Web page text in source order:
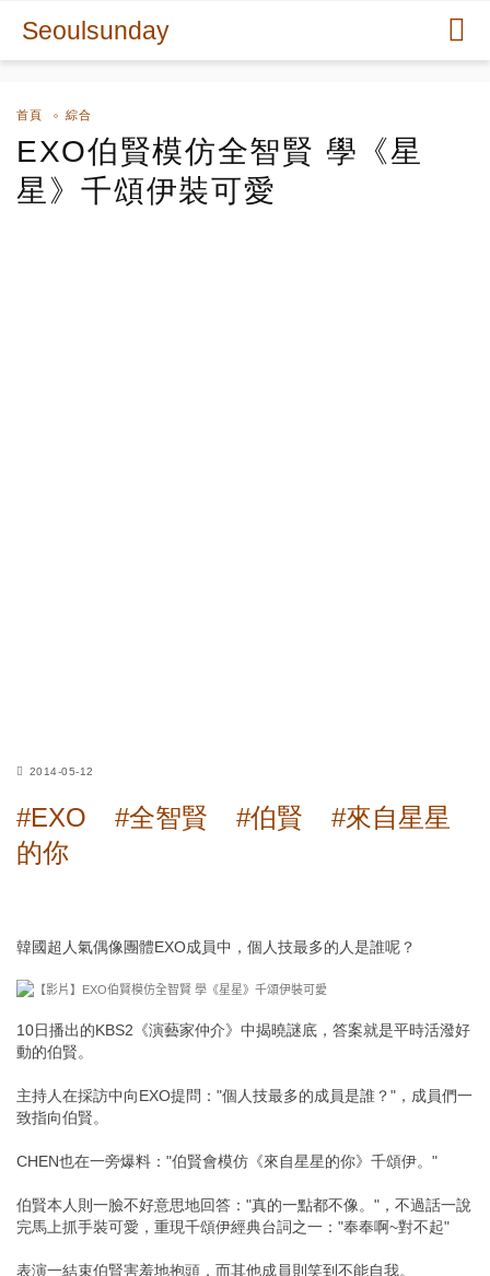
Seoulsunday
首頁 綜合
EXO伯賢模仿全智賢 學《星
星》千頌伊裝可愛
2014-05-12
#EXO #全智賢 #伯賢
#來自星星
的你
韓國超人氣偶像團體EXO成員中，個人技最多的人是誰呢？
10日播出的KBS2《演藝家仲介》中揭曉謎底，答案就是平時活潑好
動的伯賢。
主持人在採訪中向EXO提問："個人技最多的成員是誰？"，成員們一
致指向伯賢。
CHEN也在一旁爆料："伯賢會模仿《來自星星的你》千頌伊。"
伯賢本人則一臉不好意思地回答："真的一點都不像。"，不過話一說
完馬上抓手裝可愛，重現千頌伊經典台詞之一："奉奉啊~對不起"
表演一結束伯賢害羞地抱頭，而其他成員則笑到不能自我。